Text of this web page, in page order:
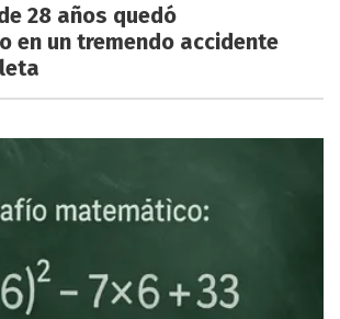
28 años quedó
en un tremendo accidente